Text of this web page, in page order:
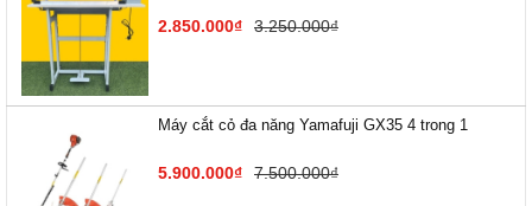
2.850.000₫ 3.250.000₫
Máy cắt cỏ đa năng Yamafuji GX35 4 trong 1
5.900.000₫ 7.500.000₫